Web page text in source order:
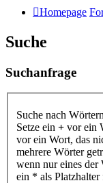
Homepage
Suche
Suchanfrage
Suche nach
Setze ein + vor ein
vor ein Wort, das
mehrere Wörter
wenn nur eines der
ein * als